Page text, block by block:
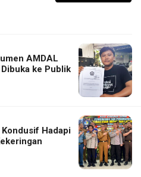
AMDAL
ke Publik
Hadapi